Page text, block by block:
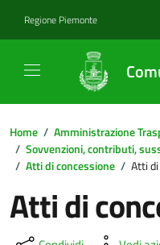
Regione Piemonte
Home / Amministrazione
/ Sovvenzioni, contributi,
/ Atti di concessione / Atti
Atti di